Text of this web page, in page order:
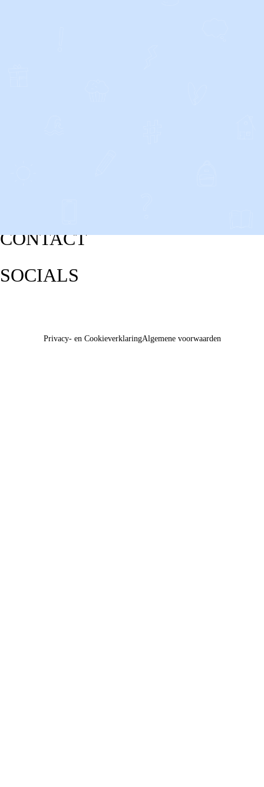
CONTACT
SOCIALS
Privacy- en CookieverklaringAlgemene voorwaarden